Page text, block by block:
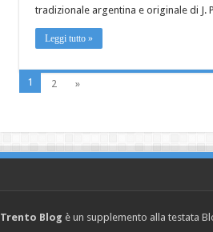
tradizionale argentina e originale di J.
Leggi tutto »
1 2 »
Trento Blog è un supplemento alla testata